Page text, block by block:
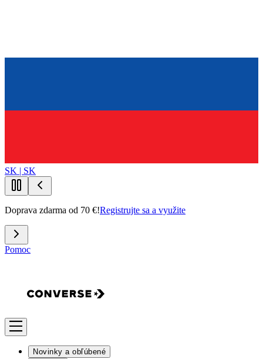
SK | SK
Doprava zdarma od 70 €!Registrujte sa a využite
Pomoc
Novinky a obľúbené